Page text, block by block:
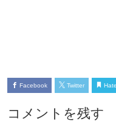
Facebook Twitter
コメントを残す